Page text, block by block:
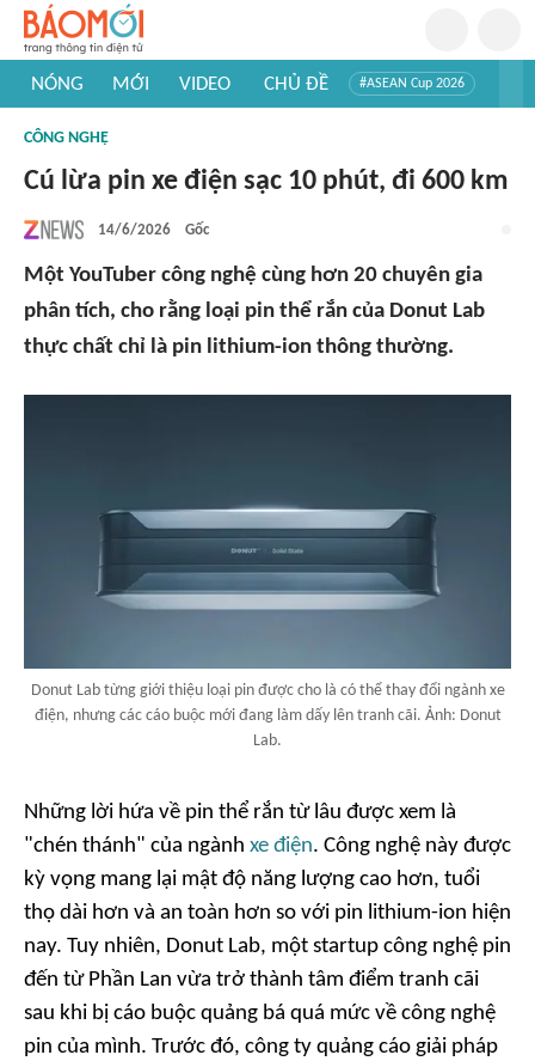
NÓNG MỚI VIDEO CHỦ ĐỀ #ASEAN Cup 2026
#Khám phá thế giới
CÔNG NGHỆ
Cú lừa pin xe điện sạc 10 phút, đi 600 km
14/6/2026 Gốc
Một YouTuber công nghệ cùng hơn 20 chuyên gia
phân tích, cho rằng loại pin thể rắn của Donut Lab
thực chất chỉ là pin lithium-ion thông thường.
Donut Lab từng giới thiệu loại pin được cho là có thể thay đổi ngành xe
điện, nhưng các cáo buộc mới đang làm dấy lên tranh cãi. Ảnh: Donut
Lab.
Những lời hứa về pin thể rắn từ lâu được xem là
"chén thánh" của ngành xe điện. Công nghệ này được
kỳ vọng mang lại mật độ năng lượng cao hơn, tuổi
thọ dài hơn và an toàn hơn so với pin lithium-ion hiện
nay. Tuy nhiên, Donut Lab, một startup công nghệ pin
đến từ Phần Lan vừa trở thành tâm điểm tranh cãi
sau khi bị cáo buộc quảng bá quá mức về công nghệ
pin của mình. Trước đó, công ty quảng cáo giải pháp